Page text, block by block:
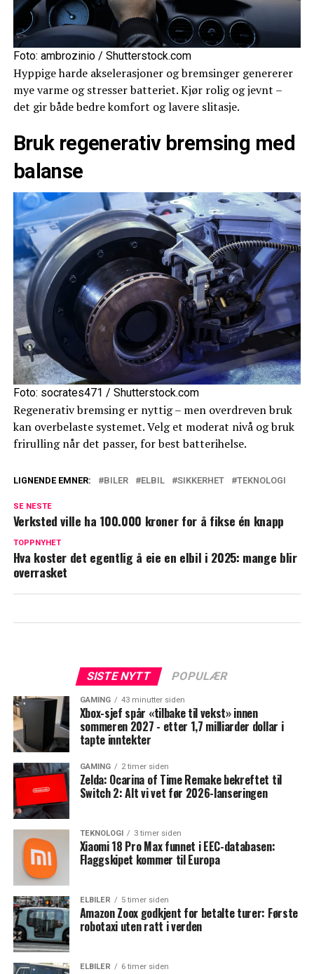
Foto: ambrozinio / Shutterstock.com
Hyppige harde akselerasjoner og bremsinger genererer
mye varme og stresser batteriet. Kjør rolig og jevnt –
det gir både bedre komfort og lavere slitasje.
Bruk regenerativ bremsing med
balanse
Foto: socrates471 / Shutterstock.com
Regenerativ bremsing er nyttig – men overdreven bruk
kan overbelaste systemet. Velg et moderat nivå og bruk
frirulling når det passer, for best batterihelse.
LIGNENDE EMNER: BILER ELBIL SIKKERHET TEKNOLOGI
SE NESTE
Verksted ville ha 100.000 kroner for å fikse én knapp
TOPPNYHET
Hva koster det egentlig å eie en elbil i 2025: mange blir
overrasket
SISTE NYTT POPULÆR
GAMING 43 minutter siden
Xbox-sjef spår «tilbake til vekst» innen
sommeren 2027 - etter 1,7 milliarder dollar i
tapte inntekter
GAMING 2 timer siden
Zelda: Ocarina of Time Remake bekreftet til
Switch 2: Alt vi vet før 2026-lanseringen
TEKNOLOGI 3 timer siden
Xiaomi 18 Pro Max funnet i EEC-databasen:
Flaggskipet kommer til Europa
ELBILER 5 timer siden
Amazon Zoox godkjent for betalte turer: Første
robotaxi uten ratt i verden
ELBILER 6 timer siden